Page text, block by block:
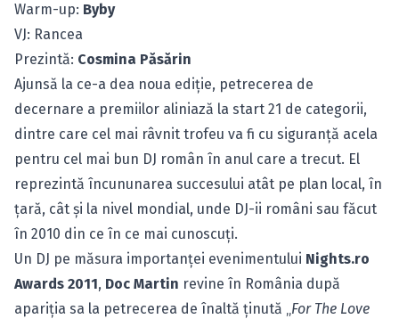
Warm-up: Byby
VJ: Rancea
Prezintă: Cosmina Păsărin
Ajunsă la ce-a dea noua ediţie, petrecerea de
decernare a premiilor aliniază la start 21 de categorii,
dintre care cel mai râvnit trofeu va fi cu siguranţă acela
pentru cel mai bun DJ român în anul care a trecut. El
reprezintă încununarea succesului atât pe plan local, în
ţară, cât şi la nivel mondial, unde DJ-ii români sau făcut
în 2010 din ce în ce mai cunoscuţi.
Un DJ pe măsura importanţei evenimentului Nights.ro
Awards 2011, Doc Martin revine în România după
apariţia sa la petrecerea de înaltă ţinută „For The Love